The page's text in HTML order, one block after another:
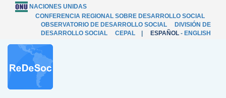
NACIONES UNIDAS
CONFERENCIA REGIONAL SOBRE DESARROLLO SOCIAL
OBSERVATORIO DE DESARROLLO SOCIAL
DIVISIÓN DE
DESARROLLO SOCIAL
CEPAL ESPAÑOL - ENGLISH